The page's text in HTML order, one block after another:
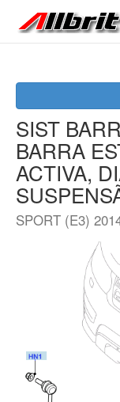
SIST
BARRA
ACTIVA,
SPORT (E3)